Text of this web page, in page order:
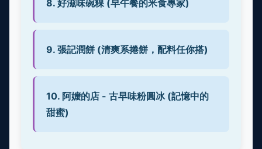
8. 好滋味碗粿 (早午餐的米食專家)
9. 張記潤餅 (清爽系捲餅，配料任你搭)
10. 阿嬤的店 - 古早味粉圓冰 (記憶中的
甜蜜)